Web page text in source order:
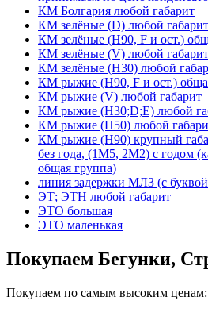
КМ Болгария любой габарит
КМ зелёные (D) любой габарит
КМ зелёные (H90, F и ост.)
КМ зелёные (V) любой габарит
КМ зелёные (Н30) любой
КМ рыжие (H90, F и ост.)
КМ рыжие (V) любой габарит
КМ рыжие (Н30;D;E) любой
КМ рыжие (Н50) любой
КМ рыжие (Н90) крупный
без года, (1М5, 2М2) с годом
общая группа)
линия задержки МЛЗ (с
ЭТ; ЭТН любой габарит
ЭТО большая
ЭТО маленькая
Покупаем Бегунки,
Покупаем по самым высоким ценам: